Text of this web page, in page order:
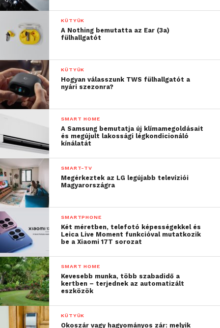
KÜTYÜK
A Nothing bemutatta az Ear (3a)
fülhallgatót
KÜTYÜK
Hogyan válasszunk TWS fülhallgatót a
nyári szezonra?
SMART HOME
A Samsung bemutatja új klímamegoldásait
és megújult lakossági légkondicionáló
kínálatát
SMART-TV
Megérkeztek az LG legújabb televíziói
Magyarországra
SMARTPHONE
Két méretben, telefotó képességekkel és
Leica Live Moment funkcióval mutatkozik
be a Xiaomi 17T sorozat
SMART HOME
Kevesebb munka, több szabadidő a
kertben – terjednek az automatizált
eszközök
KÜTYÜK
Okoszár vagy hagyományos zár: melyik